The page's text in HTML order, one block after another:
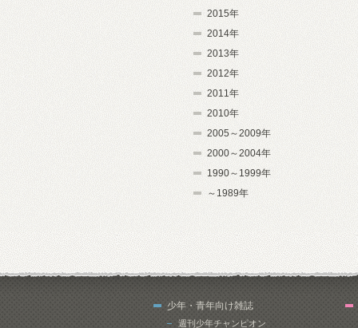
2015年
2014年
2013年
2012年
2011年
2010年
2005～2009年
2000～2004年
1990～1999年
～1989年
少年・青年向け雑誌
週刊少年チャンピオン